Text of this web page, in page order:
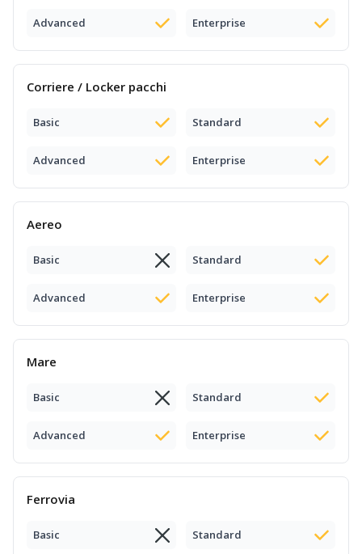
Advanced Enterprise
Corriere / Locker pacchi
Basic Standard
Advanced Enterprise
Aereo
Basic Standard
Advanced Enterprise
Mare
Basic Standard
Advanced Enterprise
Ferrovia
Basic Standard